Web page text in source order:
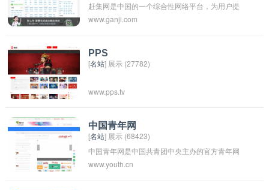
为基础，不断推动创新，致力于成为领先的生物
科技企业之一。
赶集网是中国的一个综合性网络平台，为用户提
供信息发布、二手交易、招聘求职、生活服务、
务。用户可以在赶集网上买卖物品、找工作、租
房子等，是一个非常便利实用的网站。
www.ganji.com
PPS
[名站] 展示 (27782)
www.pps.tv
中国青年网
[名站] 展示 (68423)
中国青年网是中国共青团中央主办的官方青年网
站，是青年群体的主要信息来源平台。该网站提
www.youth.cn